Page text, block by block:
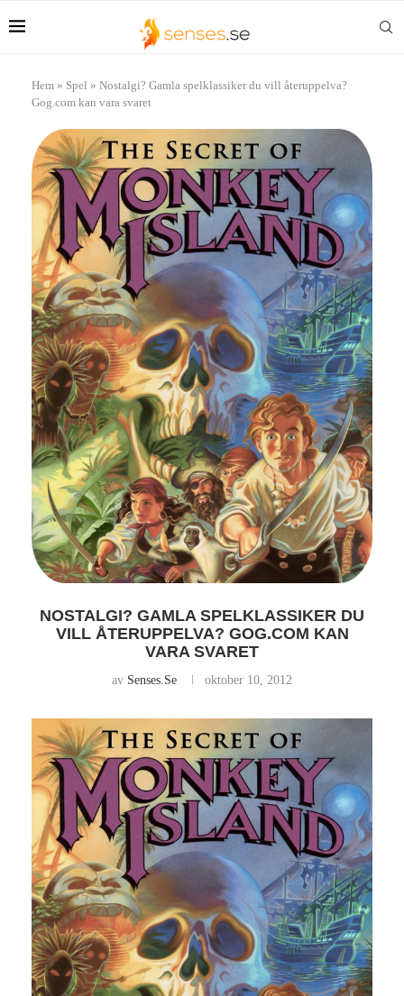
Hem » Spel » Nostalgi? Gamla spelklassiker du vill återuppelva?
Gog.com kan vara svaret
NOSTALGI? GAMLA SPELKLASSIKER DU
VILL ÅTERUPPELVA? GOG.COM KAN
VARA SVARET
av Senses.se oktober 10, 2012